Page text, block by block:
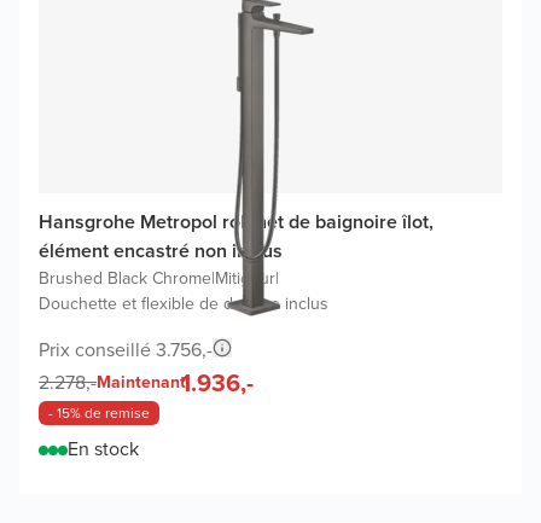
Hansgrohe Metropol robinet de baignoire îlot,
élément encastré non inclus
Brushed Black Chrome|Mitigeur|
Douchette et flexible de douche inclus
Prix conseillé 3.756,-
2.278,-Maintenant1.936,-
- 15% de remise
En stock